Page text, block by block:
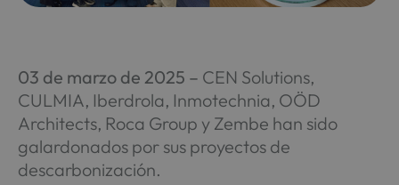
03 de marzo de 2025 – CEN Solutions,
CULMIA, Iberdrola, Inmotechnia, OÖD
Architects, Roca Group y Zembe han sido
galardonados por sus proyectos de
descarbonización.